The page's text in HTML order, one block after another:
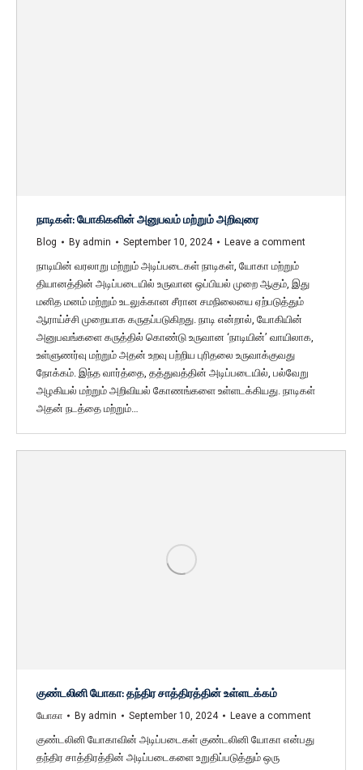
நாடிகள்: யோகிகளின் அனுபவம் மற்றும் அறிவுரை
Blog By admin September 10, 2024 Leave a comment
நாடியின் வரலாறு மற்றும் அடிப்படைகள் நாடிகள், யோகா மற்றும்
தியானத்தின் அடிப்படையில் உருவான ஒப்பியல் முறை ஆகும், இது
மனித மனம் மற்றும் உடலுக்கான சீரான சமநிலையை ஏற்படுத்தும்
ஆராய்ச்சி முறையாக கருதப்படுகிறது. நாடி என்றால், யோகியின்
அனுபவங்களை கருத்தில் கொண்டு உருவான ‘நாடியின்’ வாயிலாக,
உள்ளுணர்வு மற்றும் அதன் உறவு பற்றிய புரிதலை உருவாக்குவது
நோக்கம். இந்த வார்த்தை, தத்துவத்தின் அடிப்படையில், பல்வேறு
அழகியல் மற்றும் அறிவியல் கோணங்களை உள்ளடக்கியது. நாடிகள்
அதன் நடத்தை மற்றும்…
குண்டலினி யோகா: தந்திர சாத்திரத்தின் உள்ளடக்கம்
யோகா By admin September 10, 2024 Leave a comment
குண்டலினி யோகாவின் அடிப்படைகள் குண்டலினி யோகா என்பது
தந்திர சாத்திரத்தின் அடிப்படைகளை உறுதிப்படுத்தும் ஒரு